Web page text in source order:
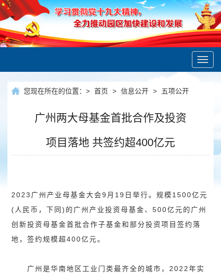
您现在所在的位置：> 首页 > 信息公开 > 五项公开
广州两大母基金首批合作及投资
项目落地 共签约超400亿元
2023广州产业母基金大会9月19日举行。规模1500亿元
(人民币，下同)的广州产业投资母基金、500亿元的广州
创新投资母基金首批合作子基金和部分投资项目签约落
地，签约规模超400亿元。
广州是华南地区工业门类最齐全的城市，2022年实